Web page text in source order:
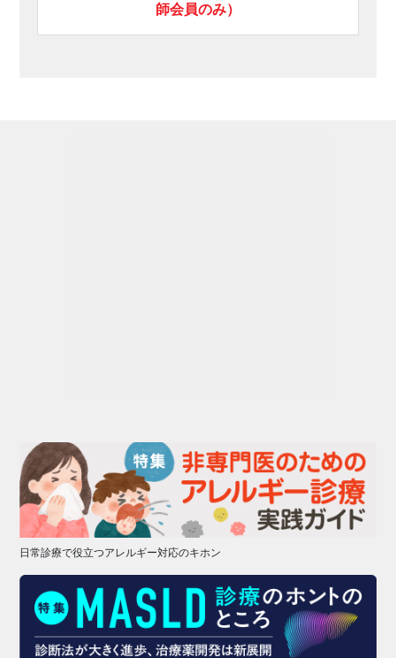
師会員のみ）
日常診療で役立つアレルギー対応のキホン